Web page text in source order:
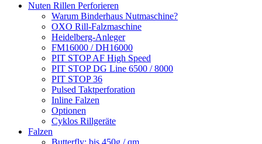
Nuten Rillen Perforieren
Warum Binderhaus Nutmaschine?
OXO Rill-Falzmaschine
Heidelberg-Anleger
FM16000 / DH16000
PIT STOP AF High Speed
PIT STOP DG Line 6500 / 8000
PIT STOP 36
Pulsed Taktperforation
Inline Falzen
Optionen
Cyklos Rillgeräte
Falzen